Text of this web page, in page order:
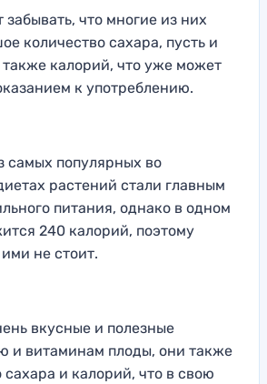
забывать, что многие из них
количество сахара, пусть и
также калорий, что уже может
к употреблению.
самых популярных во
растений стали главным
питания, однако в одном
240 калорий, поэтому
не стоит.
вкусные и полезные
и витаминам плоды, они также
и калорий, что в свою